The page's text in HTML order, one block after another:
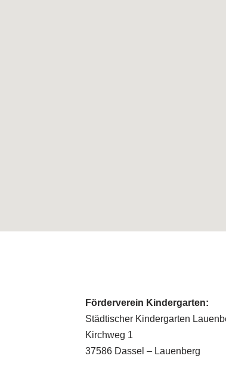
Förderverein Kindergarten:
Städtischer Kindergarten
Kirchweg 1
37586 Dassel – Lauenberg